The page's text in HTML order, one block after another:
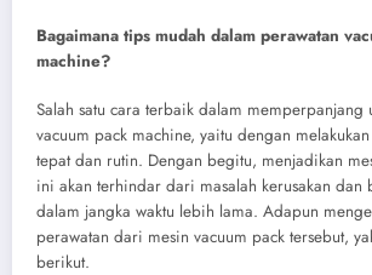
Bagaimana tips mudah dalam perawatan
machine?
Salah satu cara terbaik dalam memperpanjang
vacuum pack machine, yaitu dengan
tepat dan rutin. Dengan begitu, menjadikan
ini akan terhindar dari masalah kerusakan dan
dalam jangka waktu lebih lama. Adapun
perawatan dari mesin vacuum pack tersebut,
berikut.